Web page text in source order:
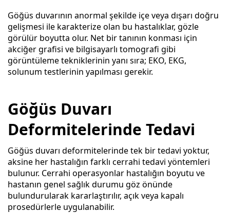
Göğüs duvarının anormal şekilde içe veya dışarı doğru
gelişmesi ile karakterize olan bu hastalıklar, gözle
görülür boyutta olur. Net bir tanının konması için
akciğer grafisi ve bilgisayarlı tomografi gibi
görüntüleme tekniklerinin yanı sıra; EKO, EKG,
solunum testlerinin yapılması gerekir.
Göğüs Duvarı
Deformitelerinde Tedavi
Göğüs duvarı deformitelerinde tek bir tedavi yoktur,
aksine her hastalığın farklı cerrahi tedavi yöntemleri
bulunur. Cerrahi operasyonlar hastalığın boyutu ve
hastanın genel sağlık durumu göz önünde
bulundurularak kararlaştırılır, açık veya kapalı
prosedürlerle uygulanabilir.